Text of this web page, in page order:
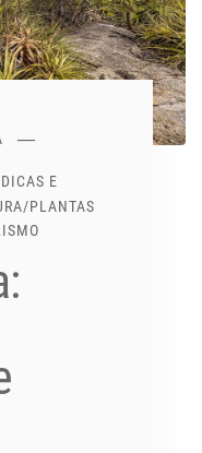
DICAS E
/PLANTAS